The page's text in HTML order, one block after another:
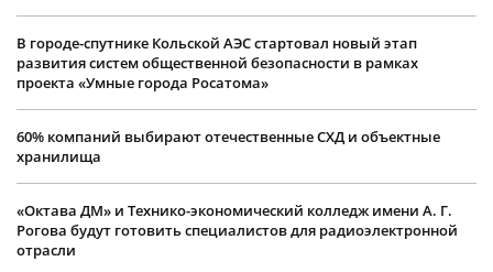
В городе-спутнике Кольской АЭС стартовал новый этап
развития систем общественной безопасности в рамках
проекта «Умные города Росатома»
60% компаний выбирают отечественные СХД и объектные
хранилища
«Октава ДМ» и Технико-экономический колледж имени А. Г.
Рогова будут готовить специалистов для радиоэлектронной
отрасли